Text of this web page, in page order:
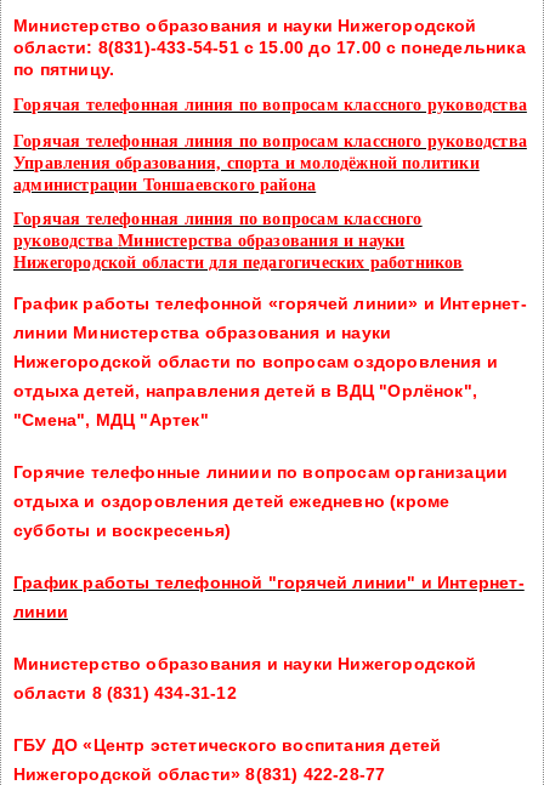
Министерство образования и науки Нижегородской
области: 8(831)-433-54-51 с 15.00 до 17.00 с понедельника
по пятницу.
Горячая телефонная линия по вопросам классного руководства
Горячая телефонная линия по вопросам классного руководства
Управления образования, спорта и молодёжной политики
администрации Тоншаевского района
Горячая телефонная линия по вопросам классного
руководстваМинистерства образования и науки
Нижегородской области для педагогических работников
График работы телефонной «горячей линии» и Интернет-
линии Министерства образования и науки
Нижегородской области по вопросам оздоровления и
отдыха детей, направления детей в ВДЦ "Орлёнок",
"Смена", МДЦ "Артек"
Горячие телефонные линиии по вопросам организации
отдыха и оздоровления детей ежедневно (кроме
субботы и воскресенья)
График работы телефонной "горячей линии" и Интернет-
линии
Министерство образования и науки Нижегородской
области 8 (831) 434-31-12
ГБУ ДО «Центр эстетического воспитания детей
Нижегородской области» 8(831) 422-28-77